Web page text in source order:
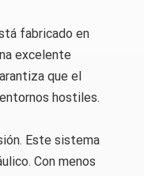
fabricado en
excelente
que el
hostiles.
Este sistema
Con menos